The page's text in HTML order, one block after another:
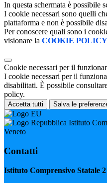
In questa schermata è possibile
I cookie necessari sono quelli
piattaforma e non è possibile
Per conoscere quali sono i
visionare la COOKIE POLICY
Cookie necessari per il
I cookie necessari per il
disabilitati. È possibile
policy.
Accetta tutti Salva le
Istituto
Veneto
Contatti
Istituto Comprensivo Statale